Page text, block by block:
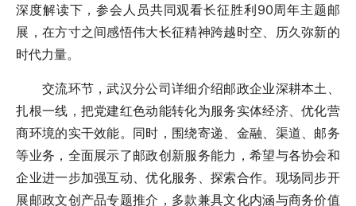
深度解读下，参会人员共同观看长征胜利90周年主题邮
展，在方寸之间感悟伟大长征精神跨越时空、历久弥新的
时代力量。
交流环节，武汉分公司详细介绍邮政企业深耕本土、
扎根一线，把党建红色动能转化为服务实体经济、优化营
商环境的实干效能。同时，围绕寄递、金融、渠道、邮务
等业务，全面展示了邮政创新服务能力，希望与各协会和
企业进一步加强互动、优化服务、探索合作。现场同步开
展邮政文创产品专题推介，多款兼具文化内涵与商务价值